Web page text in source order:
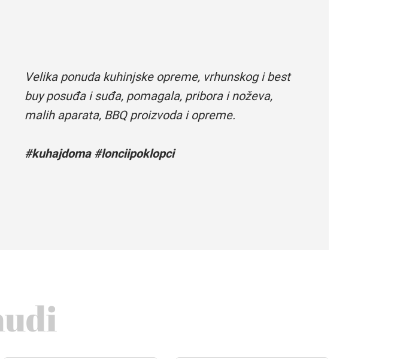
Velika ponuda kuhinjske opreme, vrhunskog i best
buy posuđa i suđa, pomagala, pribora i noževa,
malih aparata, BBQ proizvoda i opreme.
#kuhajdoma #lonciipoklopci